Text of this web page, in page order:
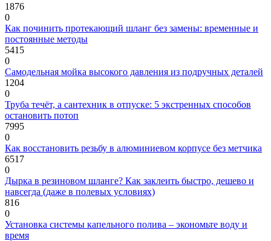
1876
0
Как починить протекающий шланг без замены: временные и
постоянные методы
5415
0
Самодельная мойка высокого давления из подручных деталей
1204
0
Труба течёт, а сантехник в отпуске: 5 экстренных способов
остановить потоп
7995
0
Как восстановить резьбу в алюминиевом корпусе без метчика
6517
0
Дырка в резиновом шланге? Как заклеить быстро, дешево и
навсегда (даже в полевых условиях)
816
0
Установка системы капельного полива – экономьте воду и
время